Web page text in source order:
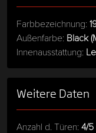
Farbbezeichnung:
Außenfarbe: Black
Innenausstattung:
Weitere Daten
Anzahl d. Türen: 4/5